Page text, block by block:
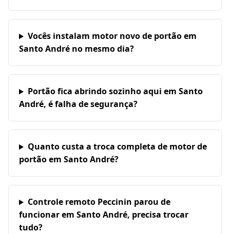
Vocês instalam motor novo de portão em
Santo André no mesmo dia?
Portão fica abrindo sozinho aqui em Santo
André, é falha de segurança?
Quanto custa a troca completa de motor de
portão em Santo André?
Controle remoto Peccinin parou de
funcionar em Santo André, precisa trocar
tudo?